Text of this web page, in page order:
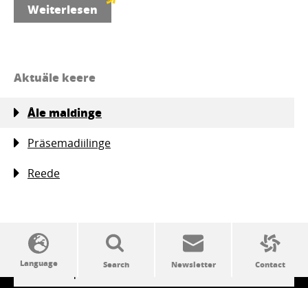
Weiterlesen
Aktuäle keere
Åle maldinge
Präsemadiilinge
Reede
SSW politics from A to Z